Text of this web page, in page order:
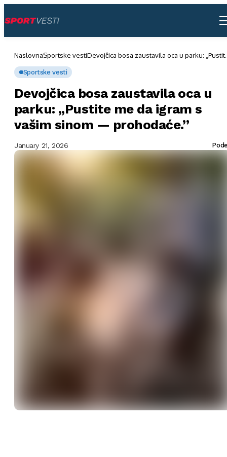
NaslovnaSportske vestiDevojčica bosa zaustavila oca u parku:
Sportske vesti
Devojčica bosa zaustavila oca u
parku: „Pustite me da igram s
vašim sinom — prohodaće.”
January 21, 2026